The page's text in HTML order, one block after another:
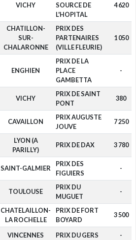
VICHY
SOURCE DE
L'HOPITAL
4 620
CHATILLON-
SUR-
CHALARONNE
PRIX DES
PARTENAIRES
(VILLE FLEURIE)
1 050
ENGHIEN
PRIX DE LA
PLACE
GAMBETTA
-
VICHY
PRIX DE SAINT
PONT
380
CAVAILLON
PRIX AUGUSTE
JOUVE
7 250
LYON (A
PARILLY)
PRIX DE DAX 3 780
SAINT-GALMIER
PRIX DES
FIGUIERS
-
TOULOUSE
PRIX DU
MUGUET
-
CHATELAILLON-
LA ROCHELLE
PRIX DE FORT
BOYARD
3 500
VINCENNES PRIX DU GERS -